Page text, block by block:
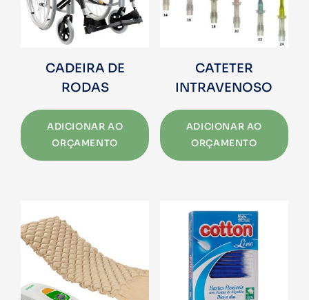
CADEIRA DE
RODAS
ADICIONAR AO
ORÇAMENTO
CATETER
INTRAVENOSO
ADICIONAR AO
ORÇAMENTO